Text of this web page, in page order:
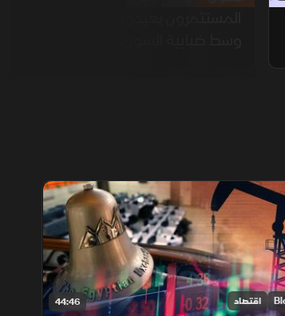
44:46 اقتصاد